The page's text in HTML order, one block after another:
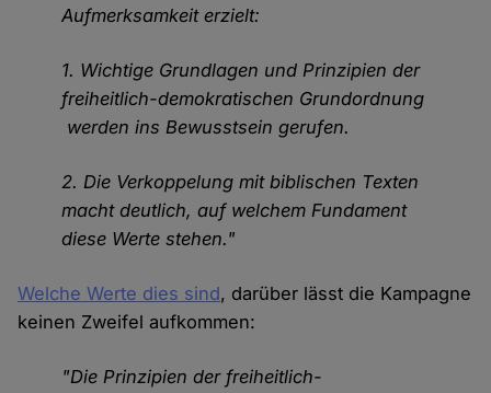
Aufmerksamkeit erzielt:
1. Wichtige Grundlagen und Prinzipien der
freiheitlich-demokratischen Grundordnung
werden ins Bewusstsein gerufen.
2. Die Verkoppelung mit biblischen Texten
macht deutlich, auf welchem Fundament
diese Werte stehen."
Welche Werte dies sind, darüber lässt die Kampagne
keinen Zweifel aufkommen:
"Die Prinzipien der freiheitlich-